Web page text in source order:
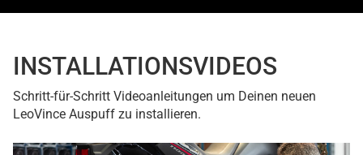
INSTALLATIONSVIDEOS
Schritt-für-Schritt Videoanleitungen um Deinen neuen
LeoVince Auspuff zu installieren.